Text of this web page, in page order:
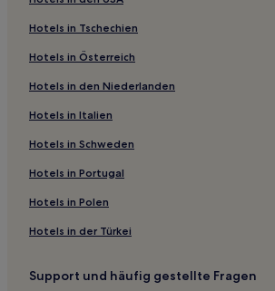
Hotels mit Wellnessbereich in Lombardei
Hotels mit Parkplatz in Lombardei
Luxus in Lombardei
Familien in Lombardei
Hotels mit Thermalbad in Lombardei
Haustierfreundliche in Mailand
Business in Mailand
Hotels mit Parkplatz in Mailand
Hotels mit Parkplatz in Novegro
Hotels mit inbegriffenem Frühstück in
Hotels in Tschechien
Hotels in Österreich
Hotels in den Niederlanden
Hotels in Italien
Hotels in Schweden
Hotels in Portugal
Hotels in Polen
Hotels in der Türkei
Support und häufig gestellte Fragen